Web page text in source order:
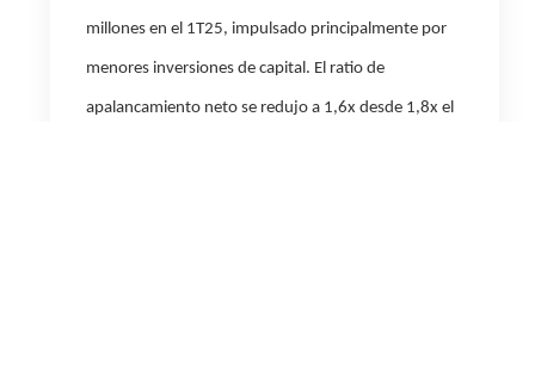
millones en el 1T25, impulsado principalmente por
menores inversiones de capital. El ratio de
apalancamiento neto se redujo a 1,6x desde 1,8x el